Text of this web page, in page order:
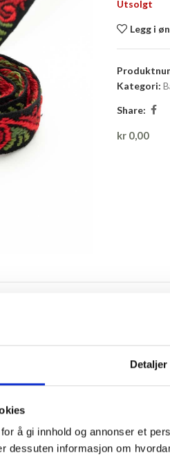
Detaljer
å gi innhold og annonser et
dessuten informasjon om
Utsolgt
Legg i
Kategori:
Share:
kr0,00
utstyrt med et av verdens mest
måte, etter strenge